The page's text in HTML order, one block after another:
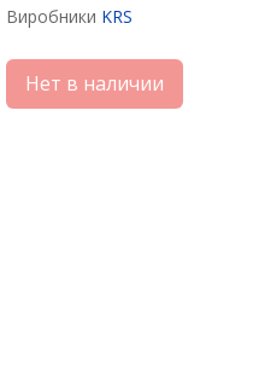
Виробники KRS
Нет в наличии